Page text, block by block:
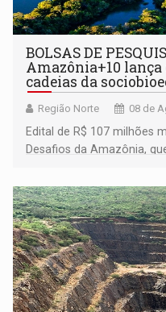
BOLSAS DE
Amazônia+10
cadeias da
Região Norte 08 de
Edital de R$ 107 milhões
Desafios da Amazônia,
submissão de pré-
setembro